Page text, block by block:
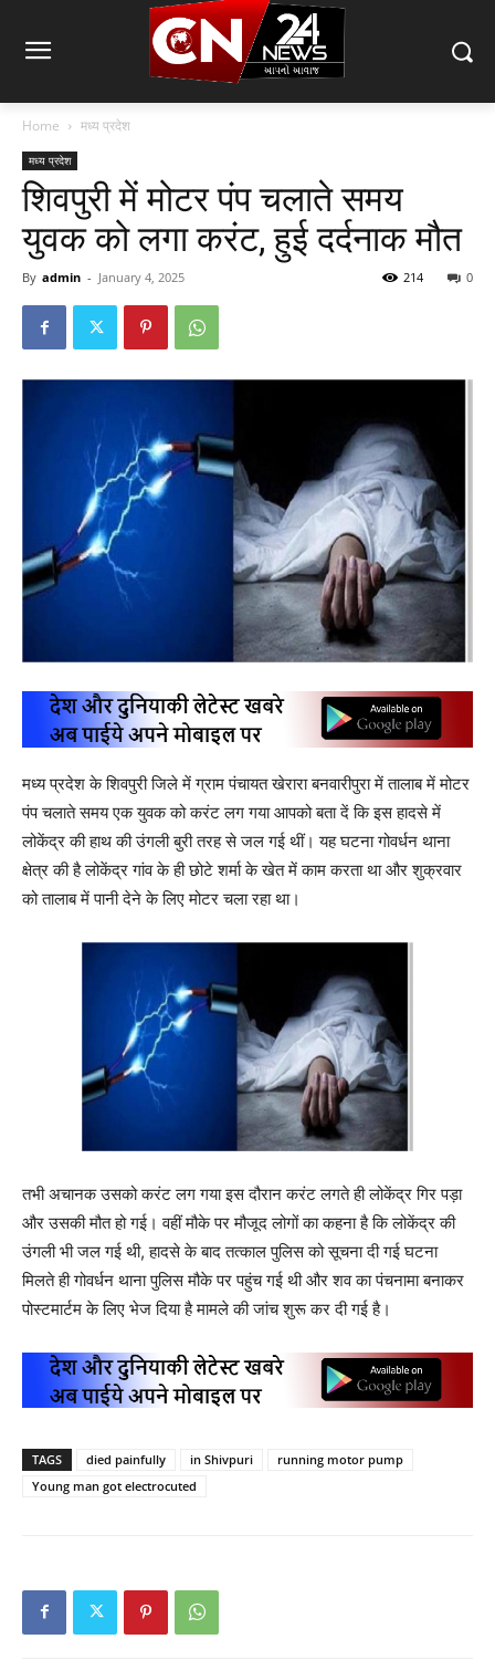
Home मध्य प्रदेश
मध्य प्रदेश
शिवपुरी में मोटर पंप चलाते समय
युवक को लगा करंट, हुई दर्दनाक मौत
By admin - January 4, 2025 0
214
मध्य प्रदेश के शिवपुरी जिले में ग्राम पंचायत खेरारा बनवारीपुरा में तालाब में मोटर
पंप चलाते समय एक युवक को करंट लग गया आपको बता दें कि इस हादसे में
लोकेंद्र की हाथ की उंगली बुरी तरह से जल गई थीं। यह घटना गोवर्धन थाना
क्षेत्र की है लोकेंद्र गांव के ही छोटे शर्मा के खेत में काम करता था और शुक्रवार
को तालाब में पानी देने के लिए मोटर चला रहा था।
तभी अचानक उसको करंट लग गया इस दौरान करंट लगते ही लोकेंद्र गिर पड़ा
और उसकी मौत हो गई। वहीं मौके पर मौजूद लोगों का कहना है कि लोकेंद्र की
उंगली भी जल गई थी, हादसे के बाद तत्काल पुलिस को सूचना दी गई घटना
मिलते ही गोवर्धन थाना पुलिस मौके पर पहुंच गई थी और शव का पंचनामा बनाकर
पोस्टमार्टम के लिए भेज दिया है मामले की जांच शुरू कर दी गई है।
TAGS died painfully in Shivpuri
running motor pump
Young man got electrocuted